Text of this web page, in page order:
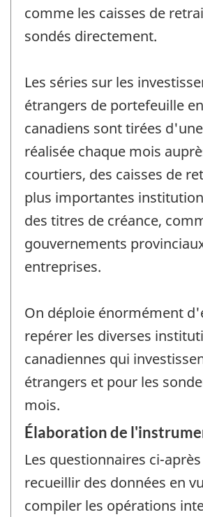
comme les caisses de
sondés directement.
Les séries sur les
étrangers de portefeuille
canadiens sont tirées
réalisée chaque mois
courtiers, des caisses de
plus importantes
des titres de créance,
gouvernements
entreprises.
On déploie énormément
repérer les diverses
canadiennes qui
étrangers et pour les
mois.
Élaboration de
Les questionnaires ci-
recueillir des données en
compiler les opérations